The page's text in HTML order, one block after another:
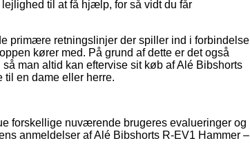
til at få hjælp, for så vidt du får
primære retningslinjer der spiller ind i forbindelse
kører med. På grund af dette er det også
man altid kan eftervise sit køb af Alé Bibshorts
en dame eller herre.
forskellige nuværende brugeres evalueringer og
anmeldelser af Alé Bibshorts R-EV1 Hammer –